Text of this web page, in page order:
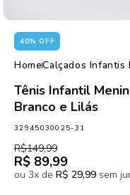
40% OFF
HomeCalçados Infantis
Tênis Infantil
Branco e Lilás
SKU:
32945030025-31
Preço
normal
R$149,99
Preço
promocional
R$ 89,99
ou 3x de R$ 29,99 sem